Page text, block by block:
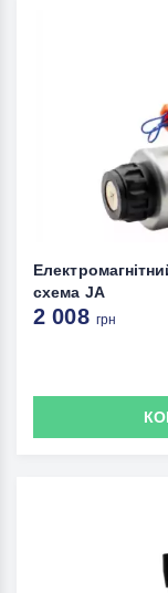
схема JА
2 008 грн